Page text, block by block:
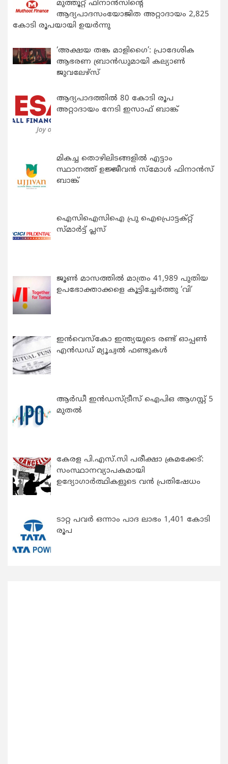
മുത്തൂറ്റ് ഫിനാൻസിന്റെ
ആദ്യപാദസംയോജിത അറ്റാദായം 2,825
കോടി രൂപയായി ഉയർന്നു
‘അക്ഷയ തങ്ക മാളിഗൈ’: പ്രാദേശിക
ആഭരണ ബ്രാന്‍ഡുമായി കല്യാണ്‍
ജുവലേഴ്‌സ്
ആദ്യപാദത്തിൽ 80 കോടി രൂപ
അറ്റാദായം നേടി ഇസാഫ് ബാങ്ക്
മികച്ച തൊഴിലിടങ്ങളിൽ എട്ടാം
സ്ഥാനത്ത് ഉജ്ജീവൻ സ്മോൾ ഫിനാൻസ്
ബാങ്ക്
ഐസിഐസിഐ പ്രു ഐപ്രൊട്ടക്റ്റ്
സ്മാർട്ട് പ്ലസ്
ജൂൺ മാസത്തിൽ മാത്രം 41,989 പുതിയ
ഉപഭോക്താക്കളെ കൂട്ടിച്ചേർത്തു ‘വി’
ഇന്‍വെസ്കോ ഇന്ത്യയുടെ രണ്ട് ഓപ്പണ്‍
എന്‍ഡഡ് മ്യൂച്വല്‍ ഫണ്ടുകള്‍
ആർഡീ ഇൻഡസ്ട്രീസ് ഐപിഒ ആഗസ്റ്റ് 5
മുതൽ
കേരള പി.എസ്.സി പരീക്ഷാ ക്രമക്കേട്:
സംസ്ഥാനവ്യാപകമായി
ഉദ്യോഗാര്‍ത്ഥികളുടെ വന്‍ പ്രതിഷേധം
ടാറ്റ പവർ ഒന്നാം പാദ ലാഭം 1,401 കോടി
രൂപ